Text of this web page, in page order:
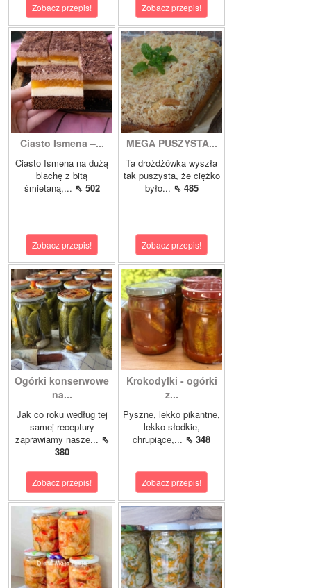
Zobacz przepis! Zobacz przepis!
Ciasto Ismena –...
Ciasto Ismena na dużą
blachę z bitą
śmietaną,... ⇖ 502
Zobacz przepis!
MEGA PUSZYSTA...
Ta drożdżówka wyszła
tak puszysta, że ciężko
było... ⇖ 485
Zobacz przepis!
Ogórki konserwowe
na...
Jak co roku według tej
samej receptury
zaprawiamy nasze... ⇖
380
Zobacz przepis!
Krokodylki - ogórki
z...
Pyszne, lekko pikantne,
lekko słodkie,
chrupiące,... ⇖ 348
Zobacz przepis!